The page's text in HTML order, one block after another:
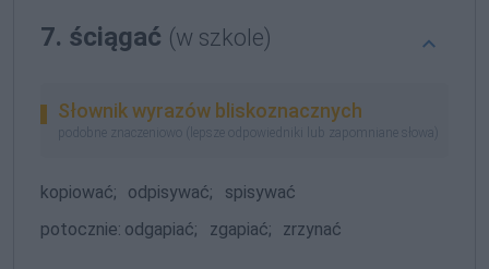
7. ściągać (w szkole)
Słownik wyrazów bliskoznacznych
podobne znaczeniowo (lepsze odpowiedniki lub zapomniane słowa)
kopiować; odpisywać;
spisywać
potocznie: odgapiać; zgapiać; zrzynać